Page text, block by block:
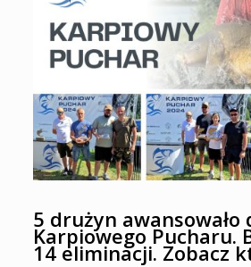
5 drużyn awansowało
Karpiowego Pucharu.
14 eliminacji. Zobacz